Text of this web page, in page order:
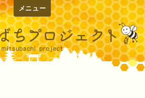
メニュー